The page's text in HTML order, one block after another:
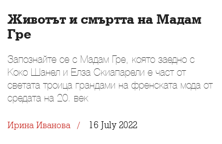
Животът и смъртта на Мадам
Гре
Запознайте се с Мадам Гре, която заедно с
Коко Шанел и Елза Скиапарели е част от
светата троица грандами на френската мода от
средата на 20. век
Ирина Иванова 16 July 2022